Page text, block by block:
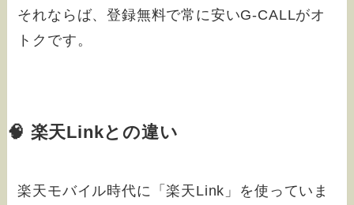
それならば、登録無料で常に安いG-CALLがオ
トクです。
🧠 楽天Linkとの違い
楽天モバイル時代に「楽天Link」を使っていま